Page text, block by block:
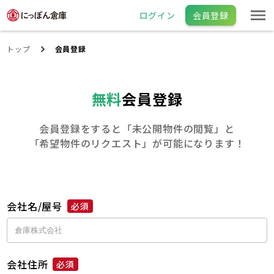
ログイン 会員登録
トップ 会員登録
無料会員登録
会員登録をすると「未公開物件の閲覧」と
「希望物件のリクエスト」が可能になります！
会社名/屋号 必須
会社住所 必須